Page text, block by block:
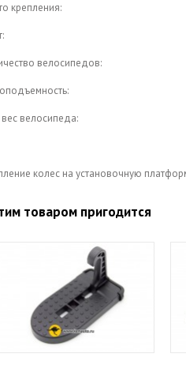
крепления:
велосипедов:
велосипеда:
колес на установочную
товаром пригодится